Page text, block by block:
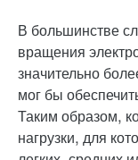
В большинстве
вращения
значительно
мог бы
Таким образом,
нагрузки, для